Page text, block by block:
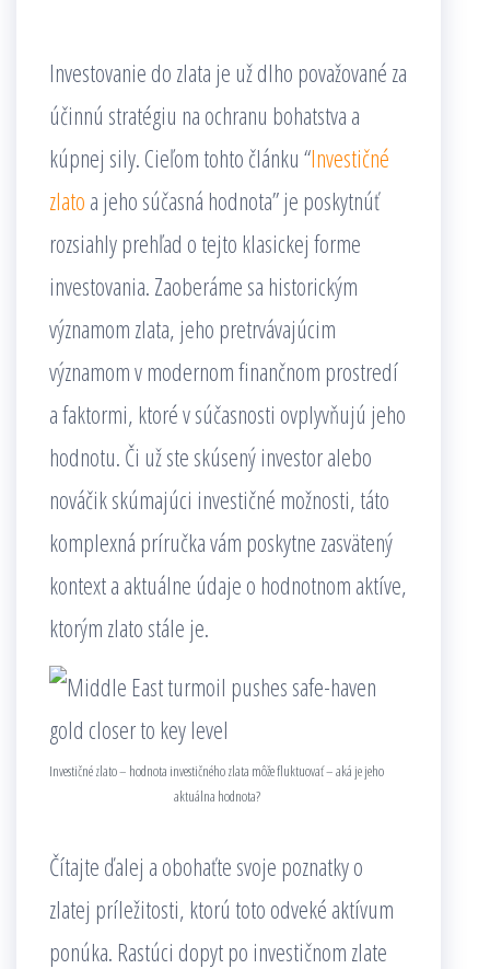
Investovanie do zlata je už dlho považované za
účinnú stratégiu na ochranu bohatstva a
kúpnej sily. Cieľom tohto článku “Investičné
zlato a jeho súčasná hodnota” je poskytnúť
rozsiahly prehľad o tejto klasickej forme
investovania. Zaoberáme sa historickým
významom zlata, jeho pretrvávajúcim
významom v modernom finančnom prostredí
a faktormi, ktoré v súčasnosti ovplyvňujú jeho
hodnotu. Či už ste skúsený investor alebo
nováčik skúmajúci investičné možnosti, táto
komplexná príručka vám poskytne zasvätený
kontext a aktuálne údaje o hodnotnom aktíve,
ktorým zlato stále je.
Investičné zlato – hodnota investičného zlata môže fluktuovať – aká je jeho
aktuálna hodnota?
Čítajte ďalej a obohaťte svoje poznatky o
zlatej príležitosti, ktorú toto odveké aktívum
ponúka. Rastúci dopyt po investičnom zlate